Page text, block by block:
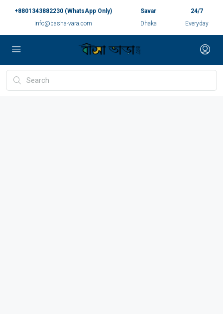
+8801343882230 (WhatsApp Only)
info@basha-vara.com
Savar
Dhaka
24/7
Everyday